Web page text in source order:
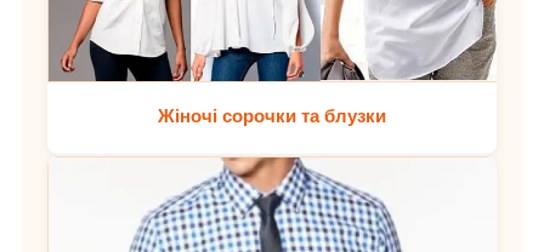
Жіночі сорочки та блузки